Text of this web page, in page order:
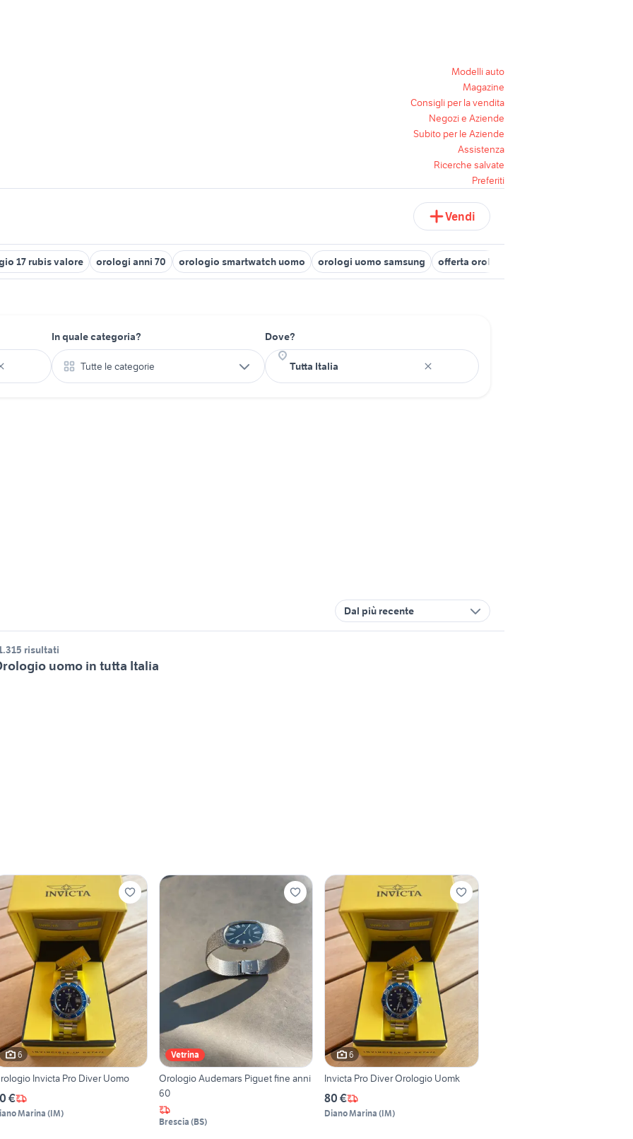
Modelli auto
Magazine
Consigli per la vendita
Negozi e Aziende
Subito per le Aziende
Assistenza
Ricerche salvate
Preferiti
Vendi
17 rubis valore orologi anni 70 orologio smartwatch uomo orologi uomo samsung offerta orologi uomo
In quale categoria?
Tutte le categorie
Dove?
Dal più recente
risultati
uomo in tutta Italia
6
Invicta Pro Diver Uomo
€
Marina (IM)
Vetrina
Orologio Audemars Piguet fine anni
60
Brescia (BS)
6
Invicta Pro Diver Orologio Uomk
80 €
Diano Marina (IM)